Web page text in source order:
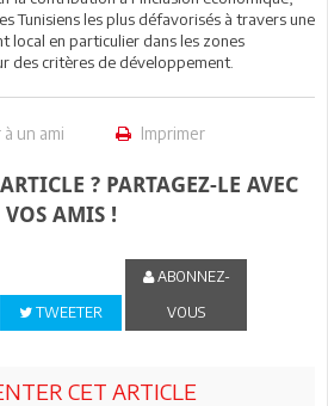
Tunisiens les plus défavorisés à travers une
local en particulier dans les zones
des critères de développement.
un ami Imprimer
? PARTAGEZ-LE AVEC
VOS AMIS !
TWEETER
ABONNEZ-
VOUS
CET ARTICLE